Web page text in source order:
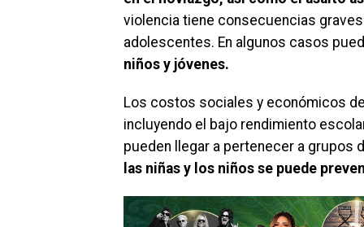
violencia tiene consecuencias
adolescentes. En algunos casos
niños y jóvenes.
Los costos sociales y económicos
incluyendo el bajo rendimiento
pueden llegar a pertenecer a grupos
las niñas y los niños se puede